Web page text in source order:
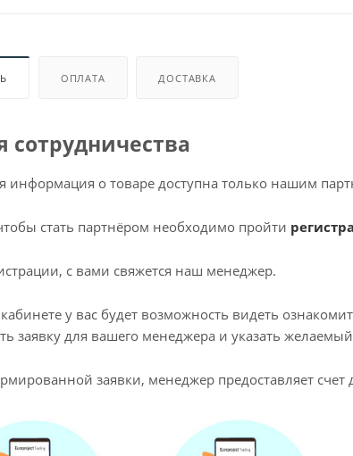
ОПЛАТА ДОСТАВКА
сотрудничества
информация о товаре доступна только нашим
стать партнёром необходимо пройти
с вами свяжется наш менеджер.
у вас будет возможность видеть
заявку для вашего менеджера и указать
заявки, менеджер предоставляет счет
оборудования